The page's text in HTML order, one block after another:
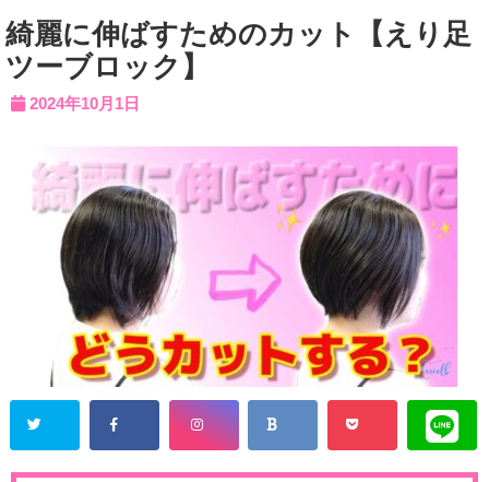
綺麗に伸ばすためのカット【えり足
ツーブロック】
2024年10月1日